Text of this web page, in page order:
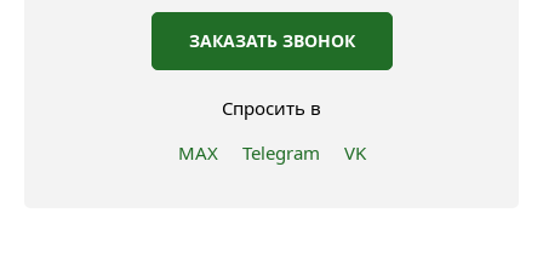
ЗАКАЗАТЬ ЗВОНОК
Спросить в
MAX
Telegram VK